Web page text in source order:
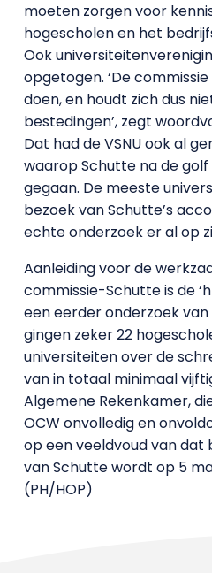
moeten zorgen voor
hogescholen en het
Ook
opgetogen. ‘De
doen, en houdt zich dus
bestedingen’, zegt
Dat had de VSNU ook al
waarop Schutte na de
gegaan. De meeste
bezoek van Schutte’s
echte onderzoek er al op
Aanleiding voor de
commissie-Schutte is de
een eerder onderzoek
gingen zeker 22
universiteiten over de
van in totaal minimaal
Algemene Rekenkamer,
OCW onvolledig en
op een veeldvoud van dat
van Schutte wordt op 5
(PH/HOP)